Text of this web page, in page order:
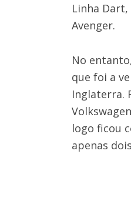
Linha
Avenger.
No
que foi a
Inglaterra.
logo ficou
apenas